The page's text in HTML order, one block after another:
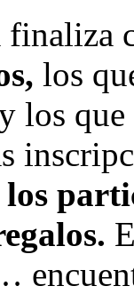
finaliza
los
los que